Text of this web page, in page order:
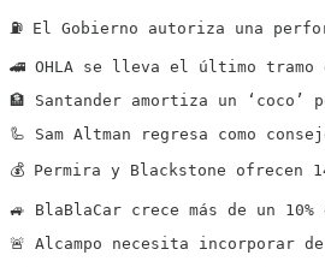
⛽️ El Gobierno autoriza una
🚄 OHLA se lleva el último tramo
🏦 Santander amortiza un
🦾 Sam Altman regresa como
💰 Permira y Blackstone ofrecen
🚙 BlaBlaCar crece más de un
🚨 Alcampo necesita incorporar